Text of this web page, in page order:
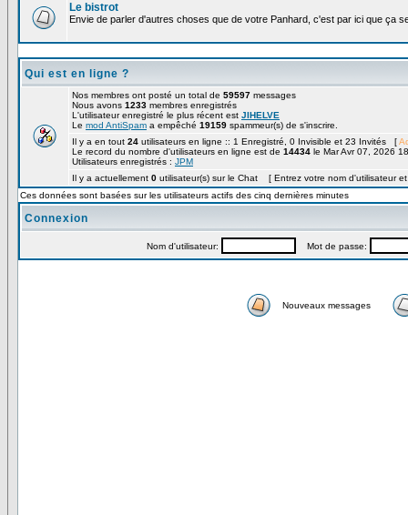
Le bistrot
Envie de parler d'autres choses que de votre Panhard, c'est par ici que ça
Qui est en ligne ?
Nos membres ont posté un total de 59597 messages
Nous avons 1233 membres enregistrés
L'utilisateur enregistré le plus récent est JIHELVE
Le mod AntiSpam a empêché 19159 spammeur(s) de s'inscrire.
Il y a en tout 24 utilisateurs en ligne :: 1 Enregistré, 0 Invisible et 23 Invités [
Le record du nombre d'utilisateurs en ligne est de 14434 le Mar Avr 07, 2026
Utilisateurs enregistrés : JPM
Il y a actuellement 0 utilisateur(s) sur le Chat [ Entrez votre nom d'utilisateur
Ces données sont basées sur les utilisateurs actifs des cinq dernières minutes
Connexion
Nom d'utilisateur: Mot de passe:
Nouveaux messages